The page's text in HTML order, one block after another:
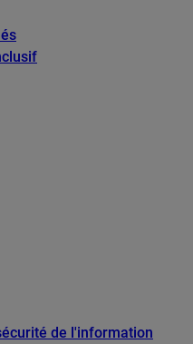
de l'information